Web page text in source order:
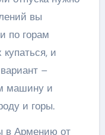
вы
по горам
и
–
машину и
и горы.
в Армению от